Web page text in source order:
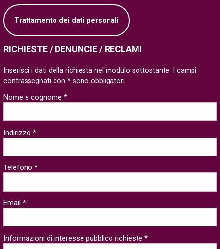
Trattamento dei dati personali
RICHIESTE / DENUNCIE / RECLAMI
Inserisci i dati della richiesta nel modulo sottostante. I campi
contrassegnati con * sono obbligatori.
Nome e cognome *
Indirizzo *
Telefono *
Email *
Informazioni di interesse pubblico richieste *